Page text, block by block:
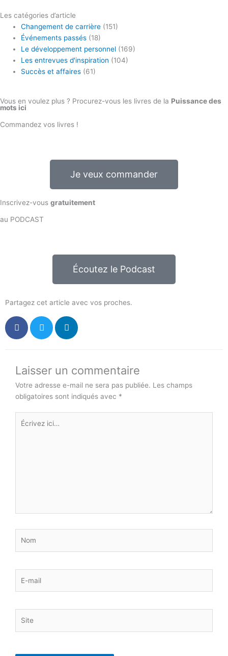
Les catégories d’article
Changement de carrière (151)
Événements passés (18)
Le développement personnel (169)
Les entrevues d'inspiration (104)
Succès et affaires (61)
Vous en voulez plus ? Procurez-vous les livres de la Puissance des
mots ici
Commandez vos livres !
Je veux commander
Inscrivez-vous gratuitement
au PODCAST
Écoutez le Podcast
Partagez cet article avec vos proches.
Laisser un commentaire
Votre adresse e-mail ne sera pas publiée. Les champs
obligatoires sont indiqués avec *
Écrivez
ici…
mail